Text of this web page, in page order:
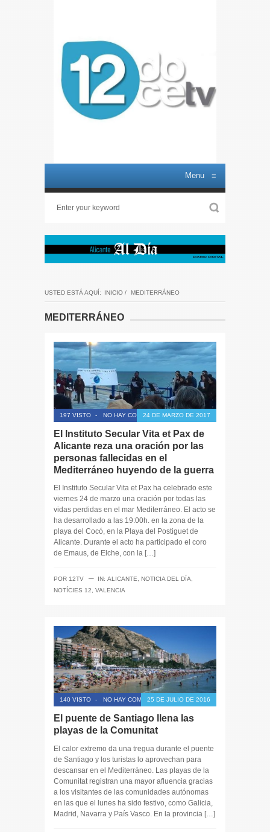
Menu ≡
USTED ESTÁ AQUÍ: INICIO / MEDITERRÁNEO
MEDITERRÁNEO
197 VISTO - NO HAY COMENTARIOS24 DE MARZO DE 2017
El Instituto Secular Vita et Pax de
Alicante reza una oración por las
personas fallecidas en el
Mediterráneo huyendo de la guerra
El Instituto Secular Vita et Pax ha celebrado este
viernes 24 de marzo una oración por todas las
vidas perdidas en el mar Mediterráneo. El acto se
ha desarrollado a las 19:00h. en la zona de la
playa del Cocó, en la Playa del Postiguet de
Alicante. Durante el acto ha participado el coro
de Emaus, de Elche, con la […]
POR 12TV ─ IN: ALICANTE, NOTICIA DEL DÍA,
NOTÍCIES 12, VALENCIA
140 VISTO - NO HAY COMENTARIOS25 DE JULIO DE 2016
El puente de Santiago llena las
playas de la Comunitat
El calor extremo da una tregua durante el puente
de Santiago y los turistas lo aprovechan para
descansar en el Mediterráneo. Las playas de la
Comunitat registran una mayor afluencia gracias
a los visitantes de las comunidades autónomas
en las que el lunes ha sido festivo, como Galicia,
Madrid, Navarra y País Vasco. En la provincia […]